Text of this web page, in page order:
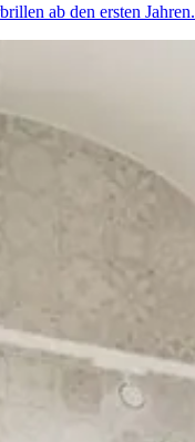
ab den ersten Jahren.